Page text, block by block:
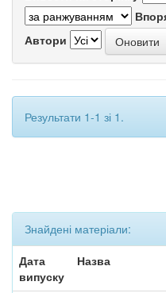
Автори
Результати 1-1 зі 1.
Знайдені матеріали:
Дата
випуску
Назва